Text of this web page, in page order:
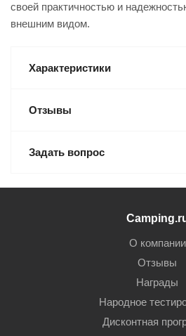
своей практичностью и
внешним видом.
Характеристики
Отзывы
Задать вопрос
О компании
Отзывы
Награды
Народное
Дисконтная